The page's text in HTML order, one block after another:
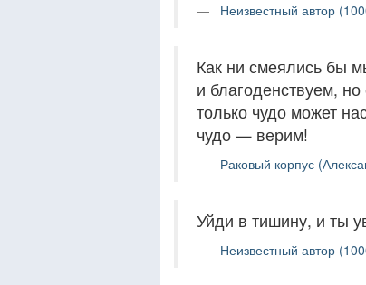
Неизвестный автор
Как ни смеялись бы
и благоденствуем,
только чудо может
чудо — верим!
Раковый корпус
Уйди в тишину, и ты
Неизвестный автор